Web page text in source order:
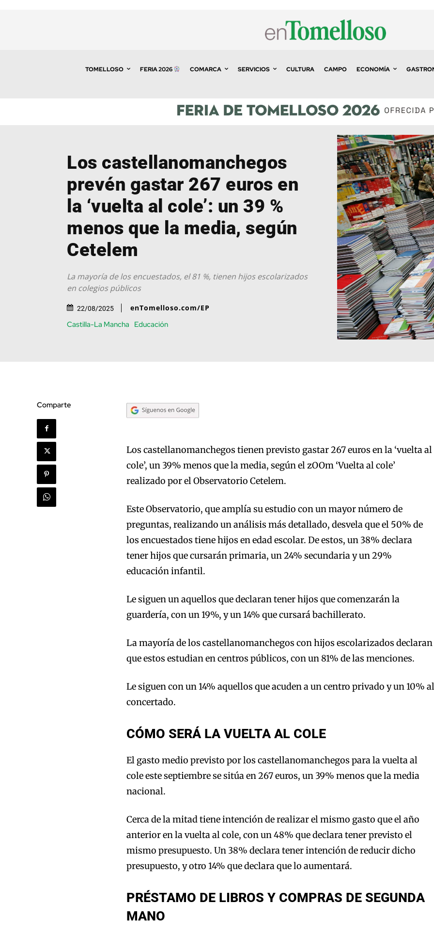
TOMELLOSO FERIA 2026 COMARCA SERVICIOS CULTURA CAMPO ECONOMÍA
Los castellanomanchegos
prevén gastar 267 euros en
la ‘vuelta al cole’: un 39 %
menos que la media, según
Cetelem
La mayoría de los encuestados, el 81 %, tienen hijos escolarizados
en colegios públicos
22/08/2025 enTomelloso.com/EP
Castilla-La Mancha Educación
Comparte
Los castellanomanchegos tienen previsto gastar 267 euros en la ‘vuelta al
cole’, un 39% menos que la media, según el zOOm ‘Vuelta al cole’
realizado por el Observatorio Cetelem.
Este Observatorio, que amplía su estudio con un mayor número de
preguntas, realizando un análisis más detallado, desvela que el 50% de
los encuestados tiene hijos en edad escolar. De estos, un 38% declara
tener hijos que cursarán primaria, un 24% secundaria y un 29%
educación infantil.
Le siguen un aquellos que declaran tener hijos que comenzarán la
guardería, con un 19%, y un 14% que cursará bachillerato.
La mayoría de los castellanomanchegos con hijos escolarizados declaran
que estos estudian en centros públicos, con un 81% de las menciones.
Le siguen con un 14% aquellos que acuden a un centro privado y un 10% al
concertado.
CÓMO SERÁ LA VUELTA AL COLE
El gasto medio previsto por los castellanomanchegos para la vuelta al
cole este septiembre se sitúa en 267 euros, un 39% menos que la media
nacional.
Cerca de la mitad tiene intención de realizar el mismo gasto que el año
anterior en la vuelta al cole, con un 48% que declara tener previsto el
mismo presupuesto. Un 38% declara tener intención de reducir dicho
presupuesto, y otro 14% que declara que lo aumentará.
PRÉSTAMO DE LIBROS Y COMPRAS DE SEGUNDA
MANO